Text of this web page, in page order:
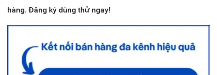
hàng. Đăng ký dùng thử ngay!